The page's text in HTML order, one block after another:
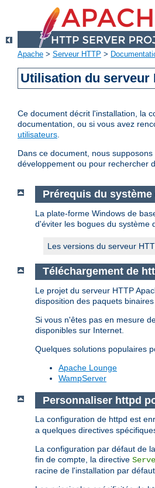
Apache > Serveur HTTP >
Utilisation du serveur
Ce document décrit l'installation, la
documentation, ou si vous avez
utilisateurs.
Dans ce document, nous
développement ou pour rechercher
Prérequis du
La plate-forme Windows de
d'éviter les bogues du système
Les versions du serveur
Téléchargement de
Le projet du serveur HTTP
disposition des paquets
Si vous n'êtes pas en mesure
disponibles sur Internet.
Quelques solutions populaires
Apache Lounge
WampServer
Personnaliser httpd
La configuration de httpd est
a quelques directives
La configuration par défaut de
fin de compte, la directive
racine de l'installation par